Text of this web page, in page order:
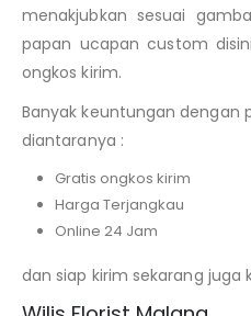
menakjubkan sesuai
papan ucapan custom
ongkos kirim.
Banyak keuntungan dengan
diantaranya :
Gratis ongkos kirim
Harga Terjangkau
Online 24 Jam
dan siap kirim sekarang juga